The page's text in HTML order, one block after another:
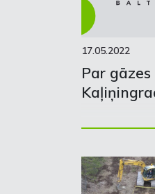
17.05.2022
Par